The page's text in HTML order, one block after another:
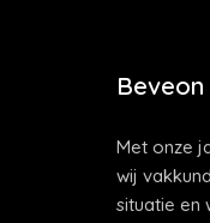
Beveon
Met onze
wij
situatie en